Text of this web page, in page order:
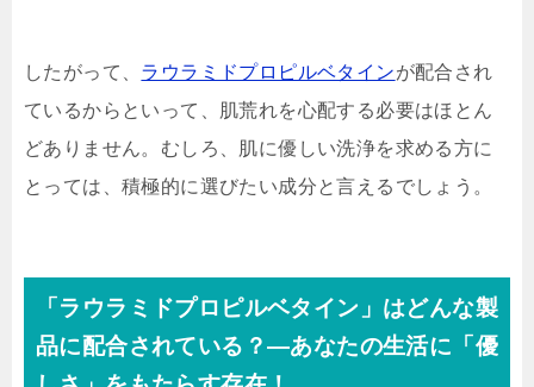
したがって、 ラウラミドプロピルベタインが配合され
ているからといって、肌荒れを心配する必要はほとん
どありません。むしろ、肌に優しい洗浄を求める方に
とっては、積極的に選びたい成分と言えるでしょう。
「ラウラミドプロピルベタイン」はどんな製
品に配合されている？—あなたの生活に「優